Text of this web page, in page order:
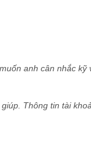
anh cân nhắc kỹ
Thông tin tài